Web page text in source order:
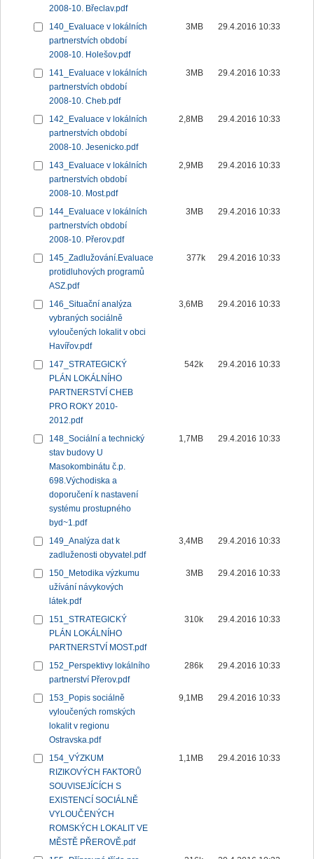
2008-10. Břeclav.pdf
140_Evaluace v lokálních
partnerstvích období
2008-10. Holešov.pdf
3MB 29.4.2016 10:33
141_Evaluace v lokálních
partnerstvích období
2008-10. Cheb.pdf
3MB 29.4.2016 10:33
142_Evaluace v lokálních
partnerstvích období
2008-10. Jesenicko.pdf
2,8MB 29.4.2016 10:33
143_Evaluace v lokálních
partnerstvích období
2008-10. Most.pdf
2,9MB 29.4.2016 10:33
144_Evaluace v lokálních
partnerstvích období
2008-10. Přerov.pdf
3MB 29.4.2016 10:33
145_Zadlužování.Evaluace
protidluhových programů
ASZ.pdf
377k 29.4.2016 10:33
146_Situační analýza
vybraných sociálně
vyloučených lokalit v obci
Havířov.pdf
3,6MB 29.4.2016 10:33
147_STRATEGICKÝ
PLÁN LOKÁLNÍHO
PARTNERSTVÍ CHEB
PRO ROKY 2010-
2012.pdf
542k 29.4.2016 10:33
148_Sociální a technický
stav budovy U
Masokombinátu č.p.
698.Východiska a
doporučení k nastavení
systému prostupného
byd~1.pdf
1,7MB 29.4.2016 10:33
149_Analýza dat k
zadluženosti obyvatel.pdf
3,4MB 29.4.2016 10:33
150_Metodika výzkumu
užívání návykových
látek.pdf
3MB 29.4.2016 10:33
151_STRATEGICKÝ
PLÁN LOKÁLNÍHO
PARTNERSTVÍ MOST.pdf
310k 29.4.2016 10:33
152_Perspektivy lokálního
partnerství Přerov.pdf
286k 29.4.2016 10:33
153_Popis sociálně
vyloučených romských
lokalit v regionu
Ostravska.pdf
9,1MB 29.4.2016 10:33
154_VÝZKUM
RIZIKOVÝCH FAKTORŮ
SOUVISEJÍCÍCH S
EXISTENCÍ SOCIÁLNĚ
VYLOUČENÝCH
ROMSKÝCH LOKALIT VE
MĚSTĚ PŘEROVĚ.pdf
1,1MB 29.4.2016 10:33